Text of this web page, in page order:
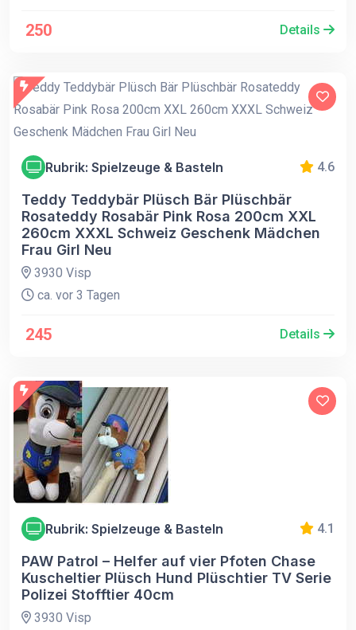
250 Details
Rubrik: Spielzeuge & Basteln 4.6
Teddy Teddybär Plüsch Bär Plüschbär
Rosateddy Rosabär Pink Rosa 200cm XXL
260cm XXXL Schweiz Geschenk Mädchen
Frau Girl Neu
3930 Visp
ca. vor 3 Tagen
245 Details
Rubrik: Spielzeuge & Basteln 4.1
PAW Patrol – Helfer auf vier Pfoten Chase
Kuscheltier Plüsch Hund Plüschtier TV Serie
Polizei Stofftier 40cm
3930 Visp